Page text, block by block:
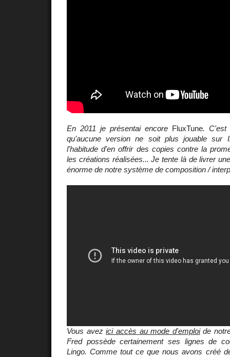
En 2011 je présentai encore FluxTune. C'est
qu'aucune version ne soit plus jouable sur
l'habitude d'en offrir des copies contre la
les créations réalisées... Je tente là de livrer
énorme de notre système de composition /
Vous avezici accès au mode d'emploide
Fred possède certainement ses lignes de
Lingo. Comme tout ce que nous avons créé